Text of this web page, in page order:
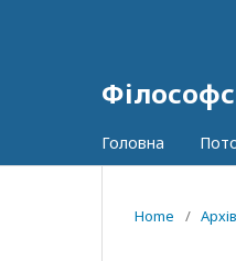
Головна
Home /